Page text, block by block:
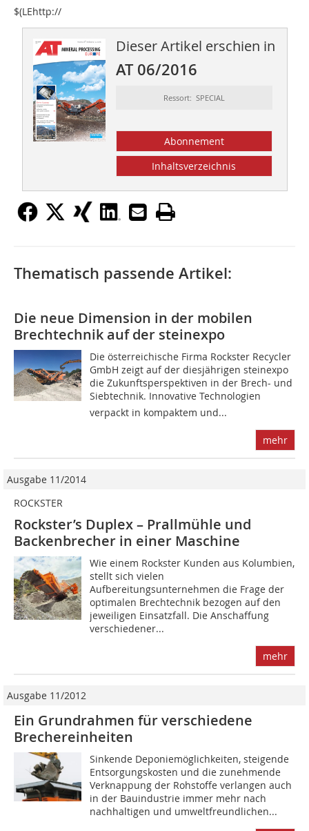
$(LEhttp://
Dieser Artikel erschien in
AT 06/2016
Ressort: SPECIAL
Abonnement
Inhaltsverzeichnis
Thematisch passende Artikel:
Die neue Dimension in der mobilen
Brechtechnik auf der steinexpo
Die österreichische Firma Rockster Recycler
GmbH zeigt auf der diesjährigen steinexpo
die Zukunftsperspektiven in der Brech- und
Siebtechnik. Innovative Technologien
verpackt in kompaktem und...
mehr
Ausgabe 11/2014
ROCKSTER
Rockster’s Duplex – Prallmühle und
Backenbrecher in einer Maschine
Wie einem Rockster Kunden aus Kolumbien,
stellt sich vielen
Aufbereitungsunternehmen die Frage der
optimalen Brechtechnik bezogen auf den
jeweiligen Einsatzfall. Die Anschaffung
verschiedener...
mehr
Ausgabe 11/2012
Ein Grundrahmen für verschiedene
Brechereinheiten
Sinkende Deponiemöglichkeiten, steigende
Entsorgungskosten und die zunehmende
Verknappung der Rohstoffe verlangen auch
in der Bauindustrie immer mehr nach
nachhaltigen und umweltfreundlichen...